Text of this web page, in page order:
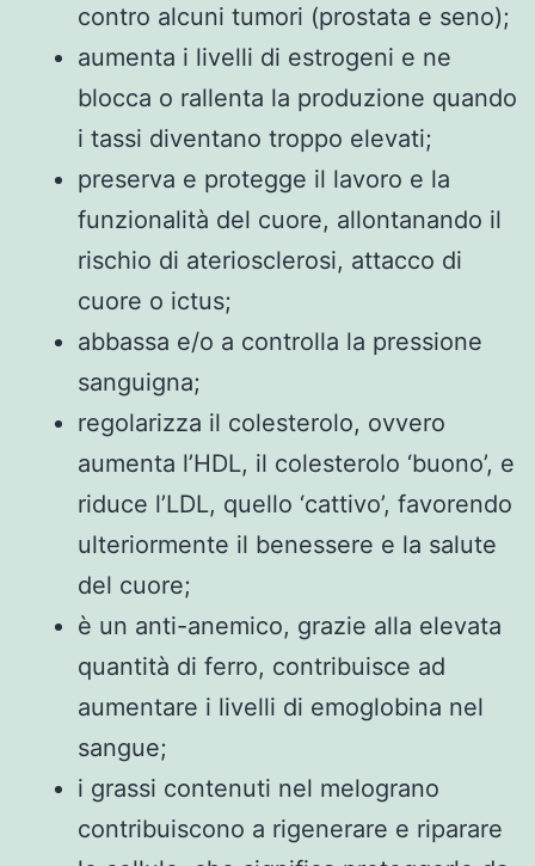
contro alcuni tumori (prostata e seno);
aumenta i livelli di estrogeni e ne
blocca o rallenta la produzione quando
i tassi diventano troppo elevati;
preserva e protegge il lavoro e la
funzionalità del cuore, allontanando il
rischio di ateriosclerosi, attacco di
cuore o ictus;
abbassa e/o a controlla la pressione
sanguigna;
regolarizza il colesterolo, ovvero
aumenta l’HDL, il colesterolo ‘buono’, e
riduce l’LDL, quello ‘cattivo’, favorendo
ulteriormente il benessere e la salute
del cuore;
è un anti-anemico, grazie alla elevata
quantità di ferro, contribuisce ad
aumentare i livelli di emoglobina nel
sangue;
i grassi contenuti nel melograno
contribuiscono a rigenerare e riparare